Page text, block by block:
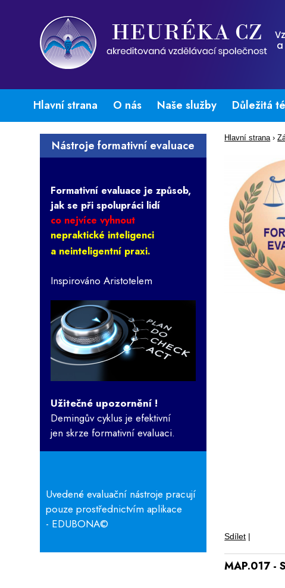
Hlavní strana O nás Naše služby Důležitá
Hlavní strana ›
Sdílet |
MAP.017 -
Nástroje formativní evaluace
Formativní evaluace je způsob,
jak se při spolupráci lidí
co nejvíce vyhnout
nepraktické inteligenci
a neinteligentní praxi.
Inspirováno Aristotelem
Užitečné upozornění !
Demingův cyklus je efektivní
jen skrze formativní evaluaci.
Uvedené evaluační nástroje pracují
pouze prostřednictvím aplikace
- EDUBONA©